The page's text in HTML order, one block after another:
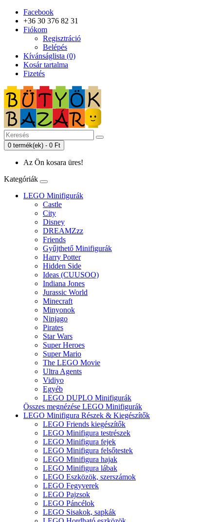
Facebook
+36 30 376 82 31
Fiókom
Regisztráció
Belépés
Kívánságlista (0)
Kosár tartalma
Fizetés
0 termék(ek) - 0 Ft
Az Ön kosara üres!
Kategóriák
LEGO Minifigurák
Castle
City
Disney
DREAMZzz
Friends
Gyűjthető Minifigurák
Harry Potter
Hidden Side
Ideas (CUUSOO)
Indiana Jones
Jurassic World
Minecraft
Minyonok
Ninjago
Pirates
Star Wars
Super Heroes
Super Mario
The LEGO Movie
Ultra Agents
Vidiyo
Egyéb
LEGO DUPLO Minifigurák
Összes megnézése LEGO Minifigurák
LEGO Minifigura Részek & Kiegészítők
LEGO Friends kiegészítők
LEGO Minifigura testrészek
LEGO Minifigura fejek
LEGO Minifigura felsőtestek
LEGO Minifigura hajak
LEGO Minifigura lábak
LEGO Eszközök, szerszámok
LEGO Fegyverek
LEGO Pajzsok
LEGO Páncélok
LEGO Sisakok, sapkák